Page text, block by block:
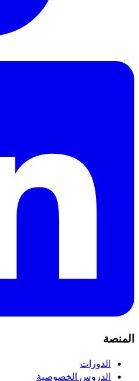
المنصة
الدورات
الدروس الخصوصية